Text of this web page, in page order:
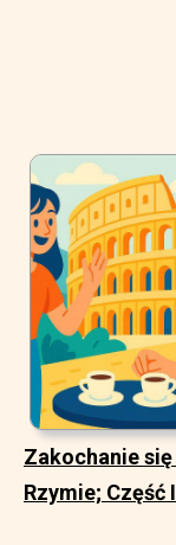
Zakochanie się
Rzymie; Część I